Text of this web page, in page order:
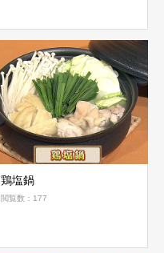
鶏塩鍋
閲覧数：177